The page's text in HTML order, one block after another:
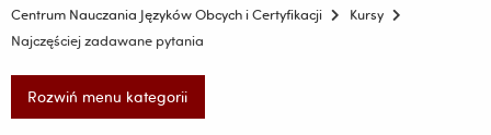
Centrum Nauczania Języków Obcych i Certyfikacji
Kursy
Najczęściej zadawane pytania
Rozwiń menu kategorii